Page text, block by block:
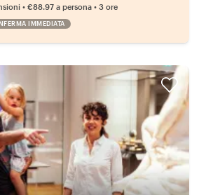
• €88.97 a persona • 3 ore
IMMEDIATA